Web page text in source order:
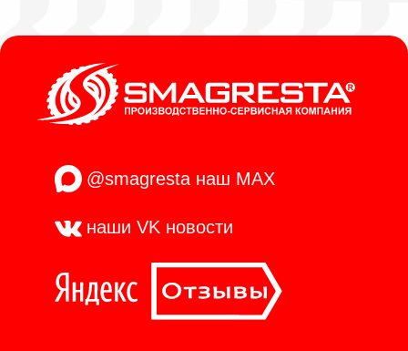
@smagresta наш MAX
наши VK новости